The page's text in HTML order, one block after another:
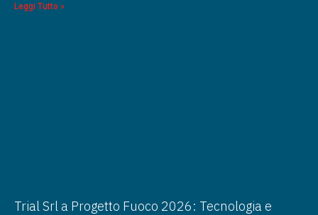
Leggi Tutto »
Trial Srl a Progetto Fuoco 2026: Tecnologia e